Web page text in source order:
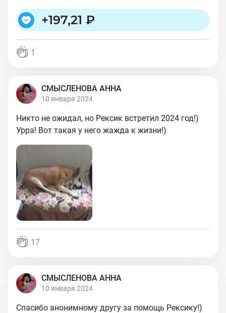
+197,21 ₽
1
СМЫСЛЕНОВА АННА
10 января 2024
Никто не ожидал, но Рексик встретил 2024 год!)
Урра! Вот такая у него жажда к жизни!)
17
СМЫСЛЕНОВА АННА
10 января 2024
Спасибо анонимному другу за помощь Рексику!)